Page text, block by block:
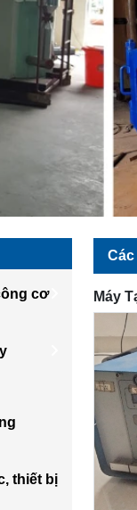
cơ
thiết bị
Máy